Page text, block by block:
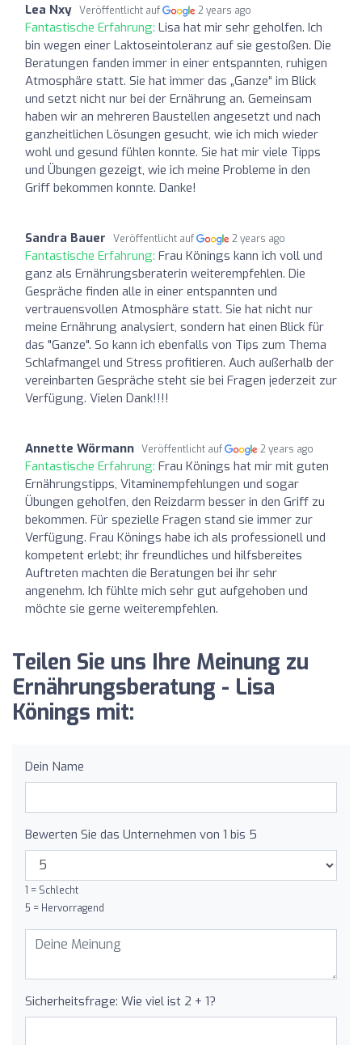
Lea Nxy Veröffentlicht auf 2 years ago
Fantastische Erfahrung: Lisa hat mir sehr geholfen. Ich
bin wegen einer Laktoseintoleranz auf sie gestoßen. Die
Beratungen fanden immer in einer entspannten, ruhigen
Atmosphäre statt. Sie hat immer das „Ganze“ im Blick
und setzt nicht nur bei der Ernährung an. Gemeinsam
haben wir an mehreren Baustellen angesetzt und nach
ganzheitlichen Lösungen gesucht, wie ich mich wieder
wohl und gesund fühlen konnte. Sie hat mir viele Tipps
und Übungen gezeigt, wie ich meine Probleme in den
Griff bekommen konnte. Danke!
Sandra Bauer Veröffentlicht auf 2 years ago
Fantastische Erfahrung: Frau Könings kann ich voll und
ganz als Ernährungsberaterin weiterempfehlen. Die
Gespräche finden alle in einer entspannten und
vertrauensvollen Atmosphäre statt. Sie hat nicht nur
meine Ernährung analysiert, sondern hat einen Blick für
das "Ganze". So kann ich ebenfalls von Tips zum Thema
Schlafmangel und Stress profitieren. Auch außerhalb der
vereinbarten Gespräche steht sie bei Fragen jederzeit zur
Verfügung. Vielen Dank!!!!
Annette Wörmann Veröffentlicht auf 2 years ago
Fantastische Erfahrung: Frau Könings hat mir mit guten
Ernährungstipps, Vitaminempfehlungen und sogar
Übungen geholfen, den Reizdarm besser in den Griff zu
bekommen. Für spezielle Fragen stand sie immer zur
Verfügung. Frau Könings habe ich als professionell und
kompetent erlebt; ihr freundliches und hilfsbereites
Auftreten machten die Beratungen bei ihr sehr
angenehm. Ich fühlte mich sehr gut aufgehoben und
möchte sie gerne weiterempfehlen.
Teilen Sie uns Ihre Meinung zu
Ernährungsberatung - Lisa
Könings mit:
Dein Name
Bewerten Sie das Unternehmen von 1 bis 5
1 = Schlecht
5 = Hervorragend
Sicherheitsfrage: Wie viel ist 2 + 1?